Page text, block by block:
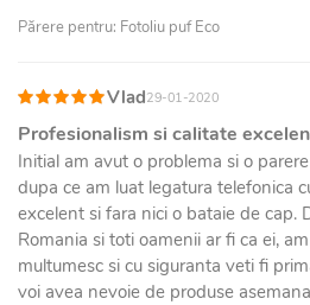
Părere pentru: Fotoliu puf Eco
Vlad29-01-2020
Profesionalism si calitate
Initial am avut o problema si o
dupa ce am luat legatura telefonica
excelent si fara nici o bataie de cap.
Romania si toti oamenii ar fi ca ei,
multumesc si cu siguranta veti fi
voi avea nevoie de produse